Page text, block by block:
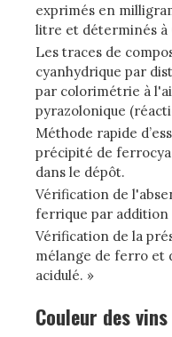
exprimés en
litre et déterminés à
Les traces de
cyanhydrique par
par colorimétrie à
pyrazolonique
Méthode rapide
précipité de
dans le dépôt.
Vérification de
ferrique par addition
Vérification de la
mélange de ferro et
acidulé. »
Couleur des vins